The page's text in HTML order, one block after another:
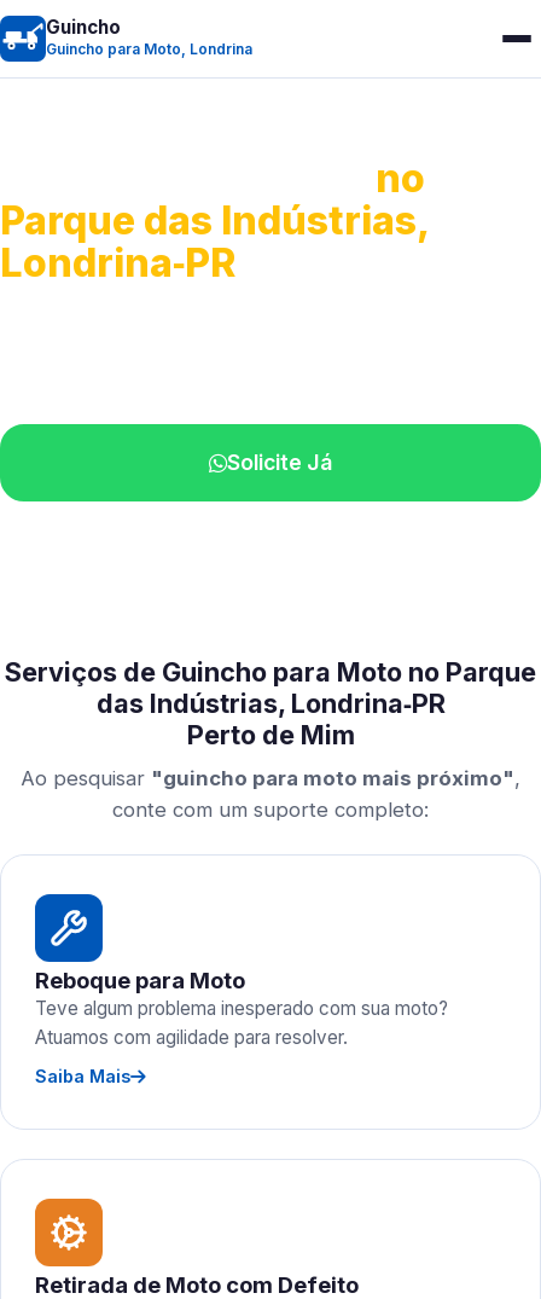
Guincho
Guincho para Moto, Londrina
no
Parque das Indústrias,
Londrina‑PR
Solicite Já
Serviços de Guincho para Moto no Parque
das Indústrias, Londrina‑PR
Perto de Mim
Ao pesquisar "guincho para moto mais próximo",
conte com um suporte completo:
Reboque para Moto
Teve algum problema inesperado com sua moto?
Atuamos com agilidade para resolver.
Saiba Mais
Retirada de Moto com Defeito